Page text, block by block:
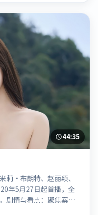
44:35
莉·布朗特、赵丽颖、
年5月27日起首播，全
剧情与看点：聚焦案件
会观察与戏剧冲突。本